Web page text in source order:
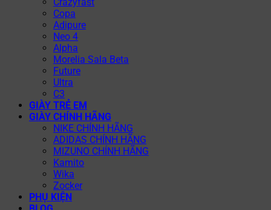
Copa
Adipure
Neo 4
Alpha
Morelia Sala Beta
Future
Ultra
C3
GIÀY TRẺ EM
GIÀY CHÍNH HÃNG
NIKE CHÍNH HÃNG
ADIDAS CHÍNH HÃNG
MIZUNO CHÍNH HÃNG
Kamito
Wika
Zocker
PHỤ KIỆN